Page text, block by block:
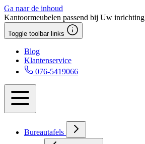
Ga naar de inhoud
Kantoormeubelen passend bij Uw inrichting
Toggle toolbar links
Blog
Klantenservice
076-5419066
Bureautafels